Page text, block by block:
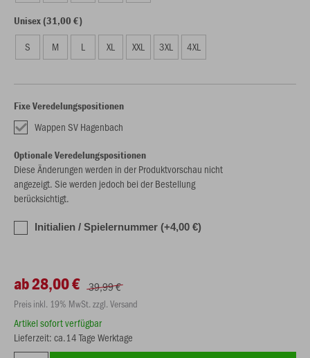
Unisex (31,00 €)
S M L XL XXL 3XL 4XL
Fixe Veredelungspositionen
Wappen SV Hagenbach
Optionale Veredelungspositionen
Diese Änderungen werden in der Produktvorschau nicht
angezeigt. Sie werden jedoch bei der Bestellung
berücksichtigt.
Initialien / Spielernummer (+4,00 €)
ab 28,00 € 39,99 €
Preis inkl. 19% MwSt. zzgl. Versand
Artikel sofort verfügbar
Lieferzeit: ca.14 Tage Werktage